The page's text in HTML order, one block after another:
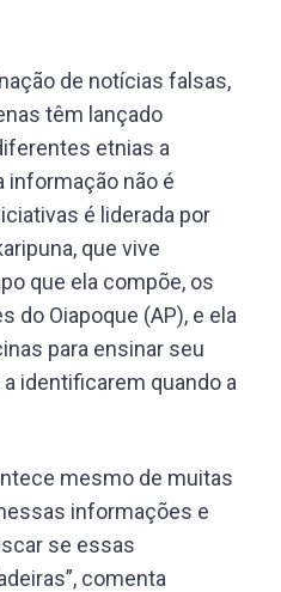
de notícias falsas,
têm lançado
etnias a
informação não é
é liderada por
que vive
que ela compõe, os
do Oiapoque (AP), e ela
para ensinar seu
identificarem quando a
mesmo de muitas
informações e
se essas
comenta